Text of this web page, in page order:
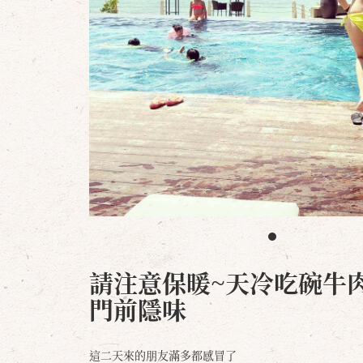
請注意保暖~天冷吃碗牛
門前隱味
這二天來的朋友滿多都感冒了